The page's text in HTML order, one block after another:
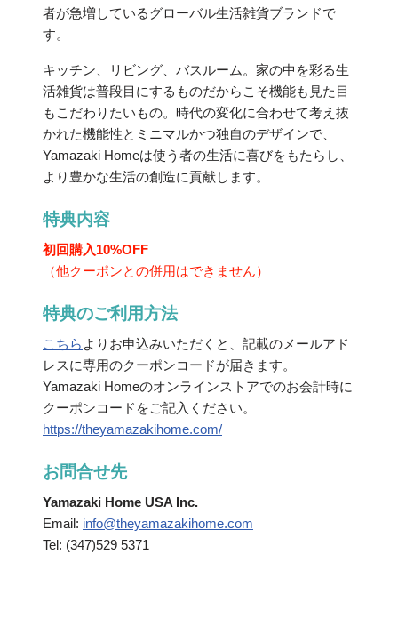
者が急増しているグローバル生活雑貨ブランドで
す。
キッチン、リビング、バスルーム。家の中を彩る生
活雑貨は普段目にするものだからこそ機能も見た目
もこだわりたいもの。時代の変化に合わせて考え抜
かれた機能性とミニマルかつ独自のデザインで、
Yamazaki Homeは使う者の生活に喜びをもたらし、
より豊かな生活の創造に貢献します。
特典内容
初回購入10%OFF
（他クーポンとの併用はできません）
特典のご利用方法
こちら よりお申込みいただくと、記載のメールアド
レスに専用のクーポンコードが届きます。
Yamazaki Homeのオンラインストアでのお会計時に
クーポンコードをご記入ください。
https://theyamazakihome.com/
お問合せ先
Yamazaki Home USA Inc.
Email: info@theyamazakihome.com
Tel: (347)529 5371